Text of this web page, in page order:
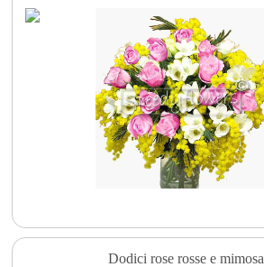
Dodici rose rosse e mimosa